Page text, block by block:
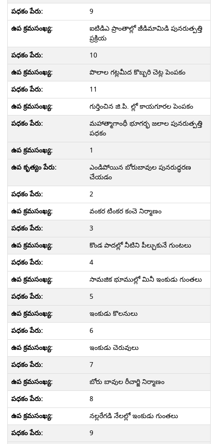
9
ఐటిడిఎ ప్రాంతాల్లో జీడిమామిడి పునరుత్పత్తి
ప్రక్రియ
10
పొలాల గట్లమీద కొబ్బరి చెట్ల పెంపకం
11
గుర్తించిన జి.పి. ల్లో కాయగూరల పెంపకం
మహాత్మాగాంధీ భూగర్భ జలాల పునరుత్పత్తి
పధకం
1
ఎండిపోయిన బోరుబావుల పునరుద్ధరణ
చేయడం
2
వంకర టింకర కంచె నిర్మాణం
3
కొండ పాదల్లో నీటిని పీల్చుకునే గుంటలు
4
సామజిక భూముల్లో మినీ ఇంకుడు గుంతలు
5
ఇంకుడు కొలనులు
6
ఇంకుడు చెరువులు
7
బోరు బావుల రీచార్జి నిర్మాణం
8
నల్లరేగడి నేలల్లో ఇంకుడు గుంతలు
9